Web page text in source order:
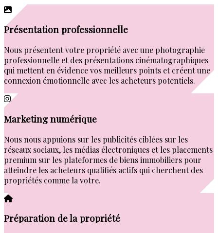
Présentation professionnelle
Nous présentent votre propriété avec une photographie
professionnelle et des présentations cinématographiques
qui mettent en évidence vos meilleurs points et créent une
connexion émotionnelle avec les acheteurs potentiels.
Marketing numérique
Nous nous appuions sur les publicités ciblées sur les
réseaux sociaux, les médias électroniques et les placements
premium sur les plateformes de biens immobiliers pour
atteindre les acheteurs qualifiés actifs qui cherchent des
propriétés comme la votre.
Préparation de la propriété